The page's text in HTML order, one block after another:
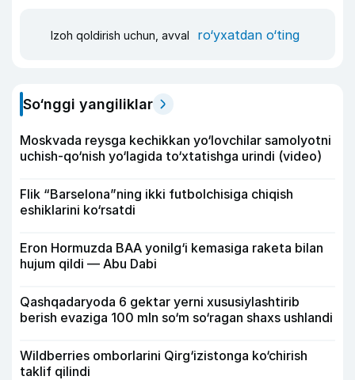
Izoh qoldirish uchun, avval ro‘yxatdan o‘ting
So‘nggi yangiliklar
Moskvada reysga kechikkan yo‘lovchilar samolyotni
uchish-qo‘nish yo‘lagida to‘xtatishga urindi (video)
Flik “Barselona”ning ikki futbolchisiga chiqish
eshiklarini ko‘rsatdi
Eron Hormuzda BAA yonilg‘i kemasiga raketa bilan
hujum qildi — Abu Dabi
Qashqadaryoda 6 gektar yerni xususiylashtirib
berish evaziga 100 mln so‘m so‘ragan shaxs ushlandi
Wildberries omborlarini Qirg‘izistonga ko‘chirish
taklif qilindi